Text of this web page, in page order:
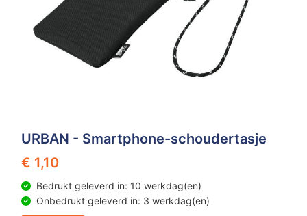
URBAN - Smartphone-schoudertasje
€ 1,10
Bedrukt geleverd in: 10 werkdag(en)
Onbedrukt geleverd in: 3 werkdag(en)